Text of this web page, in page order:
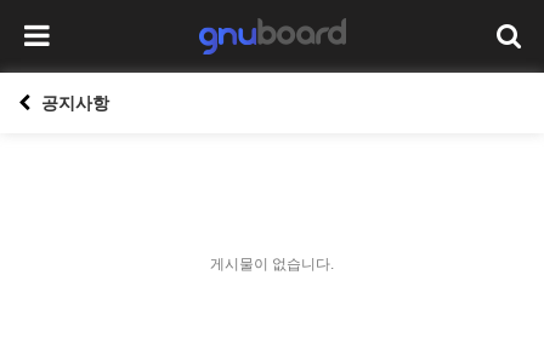
공지사항
게시물이 없습니다.